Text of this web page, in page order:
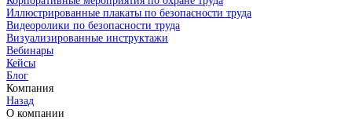
Иллюстрированные плакаты по безопасности труда
Видеоролики по безопасности труда
Визуализированные инструктажи
Вебинары
Кейсы
Блог
Компания
Назад
О компании